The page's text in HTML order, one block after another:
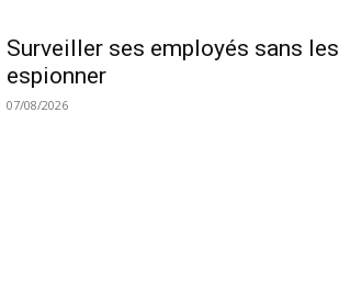
Surveiller ses employés sans les
espionner
07/08/2026